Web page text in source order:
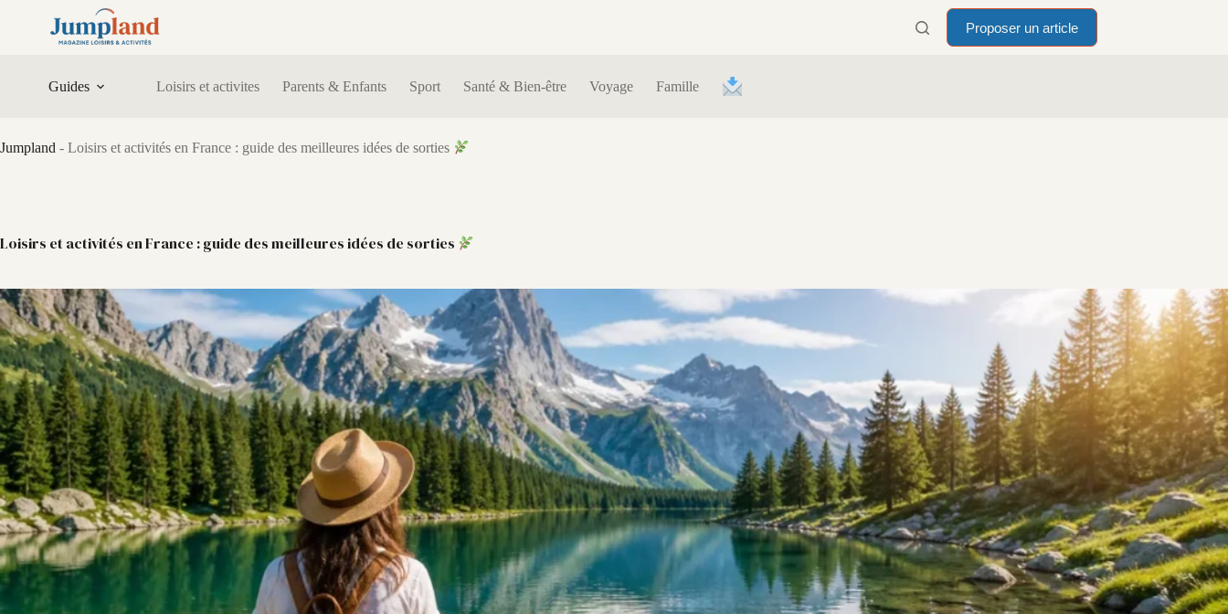
Proposer un article
Guides Loisirs et activites Parents & Enfants Sport Santé & Bien-être Voyage Famille
Jumpland - Loisirs et activités en France : guide des meilleures idées de sorties
Loisirs et activités en France : guide des meilleures idées de sorties